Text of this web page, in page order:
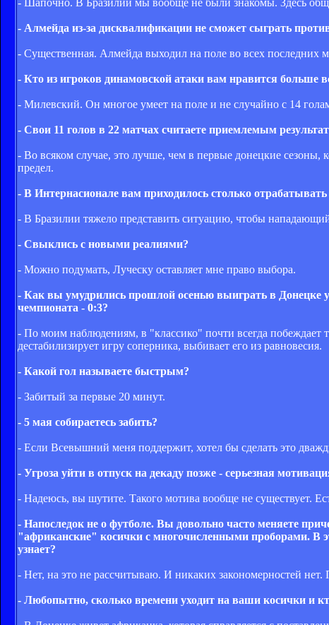
- Алмейда из-за дисквалификации не сможет сыграть
- Существенная. Алмейда выходил на поле во всех последних
- Кто из игроков динамовской атаки вам нравится больше
- Милевский. Он многое умеет на поле и не случайно с 14
- Свои 11 голов в 22 матчах считаете приемлемым
- Во всяком случае, это лучше, чем в первые донецкие сезоны,
предел.
- В Интернасионале вам приходилось столько
- В Бразилии тяжело представить ситуацию, чтобы
- Свыклись с новыми реалиями?
- Можно подумать, Луческу оставляет мне право выбора.
- Как вы умудрились прошлой осенью выиграть в Донецке
чемпионата - 0:3?
- По моим наблюдениям, в "классико" почти всегда побеждает
дестабилизирует игру соперника, выбивает его из равновесия.
- Какой гол называете быстрым?
- Забитый за первые 20 минут.
- 5 мая собираетесь забить?
- Если Всевышний меня поддержит, хотел бы сделать это
- Угроза уйти в отпуск на декаду позже - серьезная
- Надеюсь, вы шутите. Такого мотива вообще не существует.
- Напоследок не о футболе. Вы довольно часто меняете
"африканские" косички с многочисленными проборами. В
узнает?
- Нет, на это не рассчитываю. И никаких закономерностей
- Любопытно, сколько времени уходит на ваши косички и